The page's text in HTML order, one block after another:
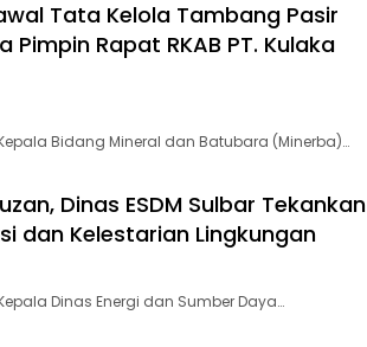
Tata Kelola Tambang Pasir
Pimpin Rapat RKAB PT. Kulaka
Bidang Mineral dan Batubara (Minerba)…
Dinas ESDM Sulbar Tekankan
dan Kelestarian Lingkungan
Dinas Energi dan Sumber Daya…